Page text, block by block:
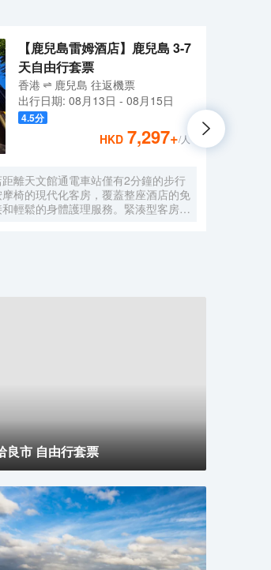
【鹿兒島雷姆酒店】鹿兒島 3-7
天自由行套票
香港 鹿兒島 往返機票
出行日期: 08月13日 - 08月15日
4.5分
HKD 7,297+/人
離天文館通電車站僅有2分鐘的步行
椅的現代化客房，覆蓋整座酒店的免
輕鬆的身體護理服務。緊湊型客房，
良市 自由行套票